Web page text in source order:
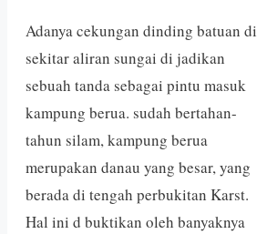
Adanya cekungan dinding batuan di
sekitar aliran sungai di jadikan
sebuah tanda sebagai pintu masuk
kampung berua. sudah bertahan-
tahun silam, kampung berua
merupakan danau yang besar, yang
berada di tengah perbukitan Karst.
Hal ini d buktikan oleh banyaknya